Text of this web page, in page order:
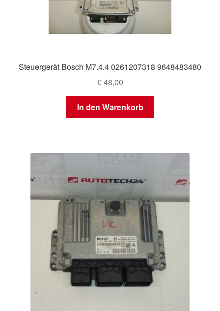
Steuergerät Bosch M7.4.4 0261207318 9648483480
€48,00
In den Warenkorb